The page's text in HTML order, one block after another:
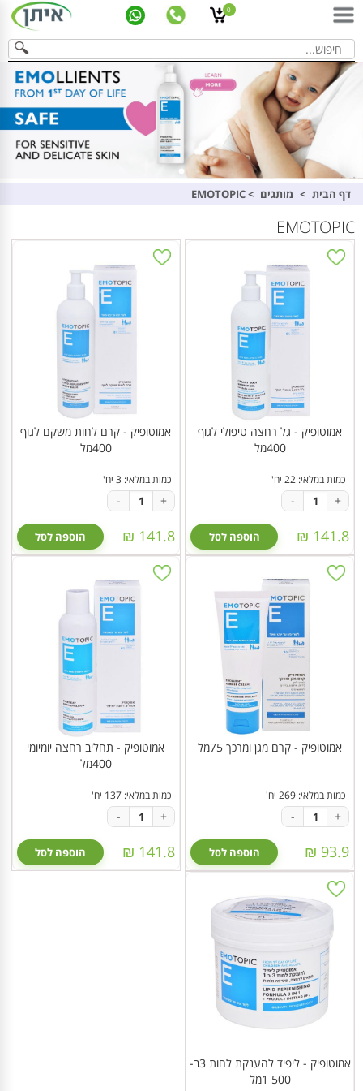
דף הבית > מותגים >
EMOTOPIC
אמוטופיק - גל רחצה טיפולי לגוף
400מל
כמות במלאי: 22 יח'
141.8 ₪
- +
הוספה לסל
אמוטופיק - קרם לחות משקם לגוף
400מל
כמות במלאי: 3 יח'
141.8 ₪
- +
הוספה לסל
אמוטופיק - קרם מגן ומרכך 75מל
כמות במלאי: 269 יח'
93.9 ₪
- +
הוספה לסל
אמוטופיק - תחליב רחצה יומיומי
400מל
כמות במלאי: 137 יח'
141.8 ₪
- +
הוספה לסל
אמוטופיק - ליפיד להענקת לחות 3ב-
500 1מל